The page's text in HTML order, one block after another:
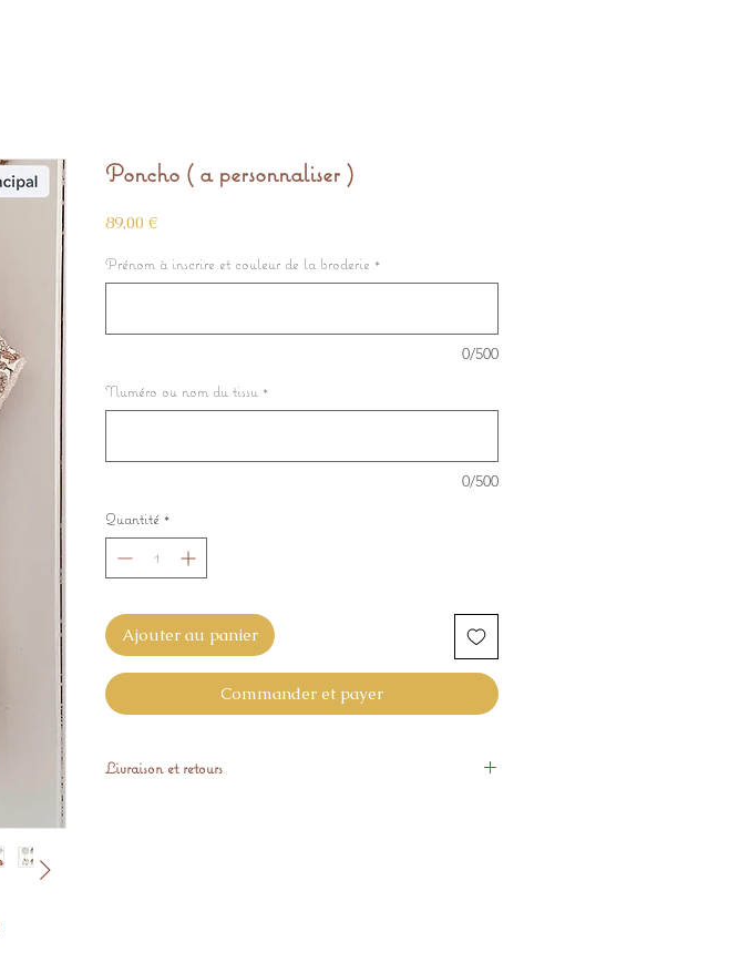
Poncho ( a personnaliser )
89,00 €Prix
Prénom à inscrire et couleur de la broderie *
0/500
Numéro ou nom du tissu *
0/500
Quantité *
Ajouter au panier
Commander et payer
Livraison et retours